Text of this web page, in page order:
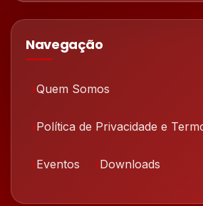
Navegação
Quem Somos
Política de Privacidade e
Eventos Downloads